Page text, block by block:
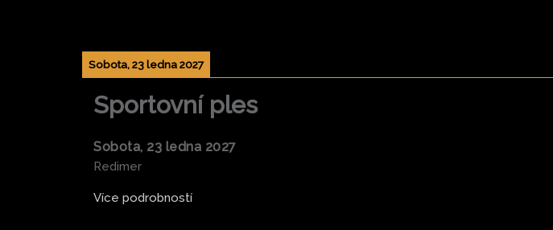
Sobota, 23 ledna 2027
Sportovní ples
Sobota, 23 ledna 2027
Redimer
Více podrobností